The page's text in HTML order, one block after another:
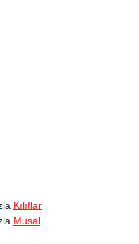
Kılıflar
Musal